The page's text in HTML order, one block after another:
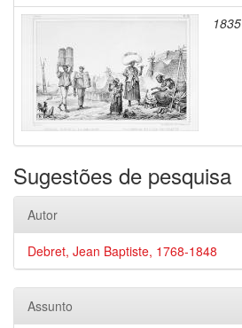
1835
Sugestões de pesquisa
Autor
Debret, Jean Baptiste, 1768-1848
Assunto